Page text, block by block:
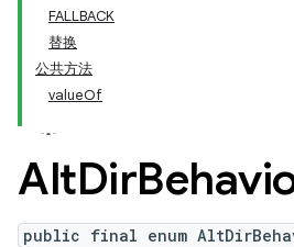
FALLBACK
替换
公共方法
valueOf
AltDir
public final enum